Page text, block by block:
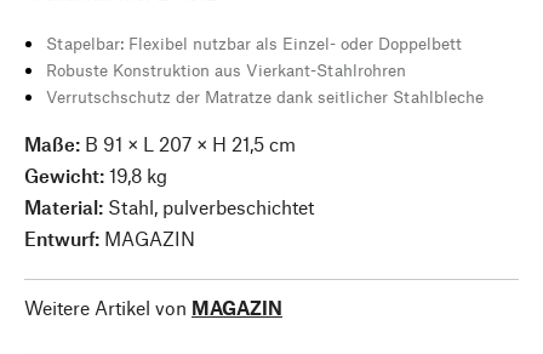
Stapelbar: Flexibel nutzbar als Einzel- oder Doppelbett
Robuste Konstruktion aus Vierkant-Stahlrohren
Verrutschschutz der Matratze dank seitlicher Stahlbleche
Maße: B 91 × L 207 × H 21,5 cm
Gewicht: 19,8 kg
Material: Stahl, pulverbeschichtet
Entwurf: MAGAZIN
Weitere Artikel von MAGAZIN